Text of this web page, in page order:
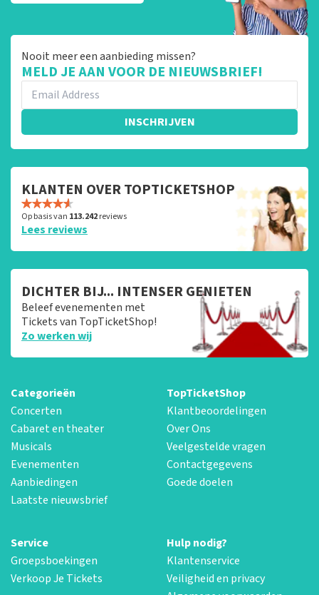
Nooit meer een aanbieding missen?
MELD JE AAN VOOR DE NIEUWSBRIEF!
INSCHRIJVEN
KLANTEN OVER TOPTICKETSHOP
Op basis van 113.242reviews
Lees reviews
DICHTER BIJ... INTENSER GENIETEN
Beleef evenementen met
Tickets van TopTicketShop!
Zo werken wij
Categorieën
Concerten
Cabaret en theater
Musicals
Evenementen
Aanbiedingen
Laatste nieuwsbrief
TopTicketShop
Klantbeoordelingen
Over Ons
Veelgestelde vragen
Contactgegevens
Goede doelen
Service
Groepsboekingen
Verkoop Je Tickets
Hulp nodig?
Klantenservice
Veiligheid en privacy